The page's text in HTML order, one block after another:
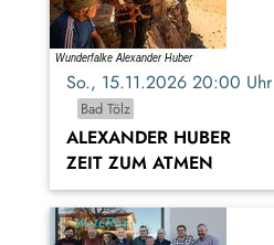
So., 15.11.2026 20:00
Bad Tölz
ALEXANDER HUBER
ZEIT ZUM ATMEN